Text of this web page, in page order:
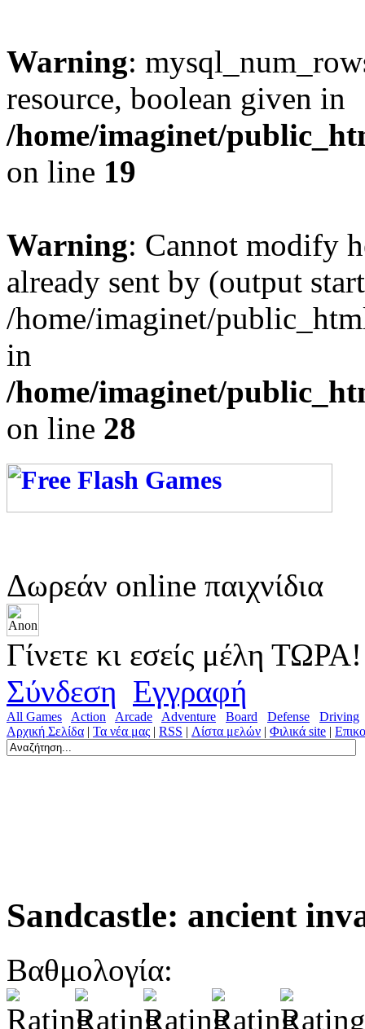
Warning:
resource, boolean given in
/home/imaginet/
on line 19
Warning: Cannot modify
already sent by (output
/home/imaginet/
in
/home/imaginet/
on line 28
Δωρεάν online παιχνίδια
Γίνετε κι εσείς μέλη ΤΩΡΑ!
Σύνδεση Εγγραφή
All Games Action Arcade Adventure Board Defense
Driving
Αρχική Σελίδα | Τα νέα μας | RSS | Λίστα μελών | Φιλικά site |
Sandcastle: ancient
Βαθμολογία: